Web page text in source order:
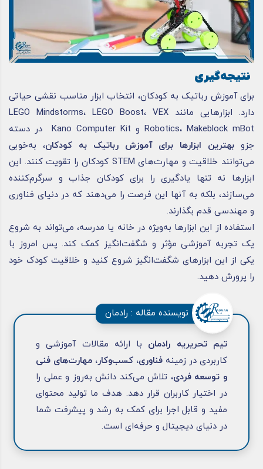
نتیجه‌گیری
برای آموزش رباتیک به کودکان، انتخاب ابزار مناسب نقشی حیاتی
دارد. ابزارهایی مانند LEGO Mindstorms، LEGO Boost، VEX
Robotics، Makeblock mBot و Kano Computer Kit در دسته
جزو بهترین ابزارها برای آموزش رباتیک به کودکان، به‌خوبی
می‌توانند خلاقیت و مهارت‌های STEM کودکان را تقویت کنند. این
ابزارها نه تنها یادگیری را برای کودکان جذاب و سرگرم‌کننده
می‌سازند، بلکه به آنها این فرصت را می‌دهند که در دنیای فناوری
و مهندسی قدم بگذارند.
استفاده از این ابزارها به‌ویژه در خانه یا مدرسه، می‌تواند به شروع
یک تجربه آموزشی مؤثر و شگفت‌انگیز کمک کند. پس امروز با
یکی از این ابزارهای شگفت‌انگیز شروع کنید و خلاقیت کودک خود
را پرورش دهید.
تیم تحریریه رادمان با ارائه مقالات آموزشی و
کاربردی در زمینه فناوری، کسب‌وکار، مهارت‌های فنی
و توسعه فردی، تلاش می‌کند دانش به‌روز و عملی را
در اختیار کاربران قرار دهد. هدف ما تولید محتوای
مفید و قابل اجرا برای کمک به رشد و پیشرفت شما
در دنیای دیجیتال و حرفه‌ای است.
نویسنده مقاله : رادمان